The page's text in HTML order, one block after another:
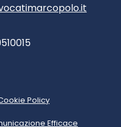
Policy
Efficace